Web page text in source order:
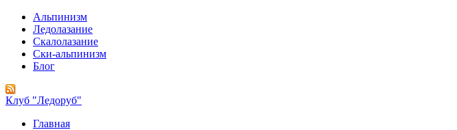
Альпинизм
Ледолазание
Скалолазание
Ски-альпинизм
Блог
Клуб "Ледоруб"
Главная